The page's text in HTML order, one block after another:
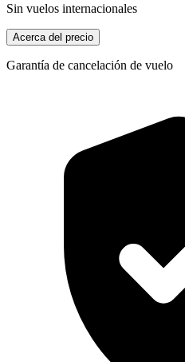
Sin vuelos internacionales
Acerca del precio
Garantía de cancelación de vuelo